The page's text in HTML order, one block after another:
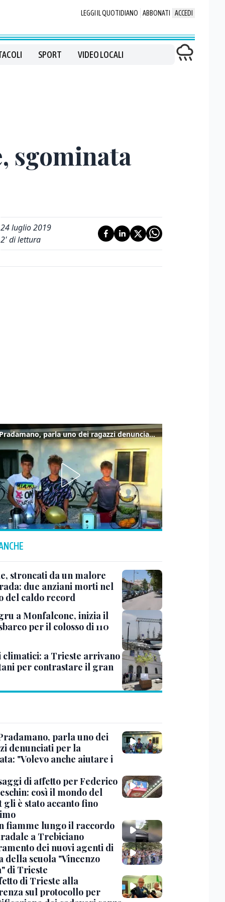
LEGGI IL QUOTIDIANO ABBONATI ACCEDI
SPORT VIDEO LOCALI
sgominata
24 luglio 2019
2' di lettura
Caso Pradamano, parla uno dei ragazzi denunciati per la limonata: "Volevo anche aiutare i miei"
stroncati da un malore
due anziani morti nel
del caldo record
a Monfalcone, inizia il
per il colosso di 110
climatici: a Trieste arrivano
per contrastare il gran
parla uno dei
denunciati per la
"Volevo anche aiutare i
di affetto per Federico
così il mondo del
gli è stato accanto fino
fiamme lungo il raccordo
a Trebiciano
dei nuovi agenti di
della scuola "Vincenzo
di Trieste
di Trieste alla
sul protocollo per